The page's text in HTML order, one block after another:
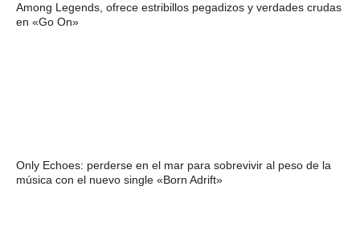
Among Legends, ofrece estribillos pegadizos y verdades crudas
en «Go On»
Only Echoes: perderse en el mar para sobrevivir al peso de la
música con el nuevo single «Born Adrift»